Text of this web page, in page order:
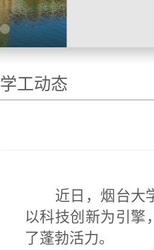
学工动态
近日，烟台大
以科技创新为引擎
了蓬勃活力。